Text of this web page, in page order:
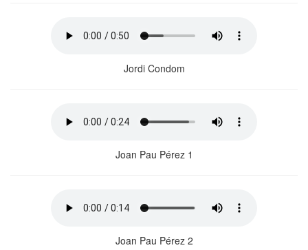
Jordi Condom
Joan Pau Pérez 1
Joan Pau Pérez 2